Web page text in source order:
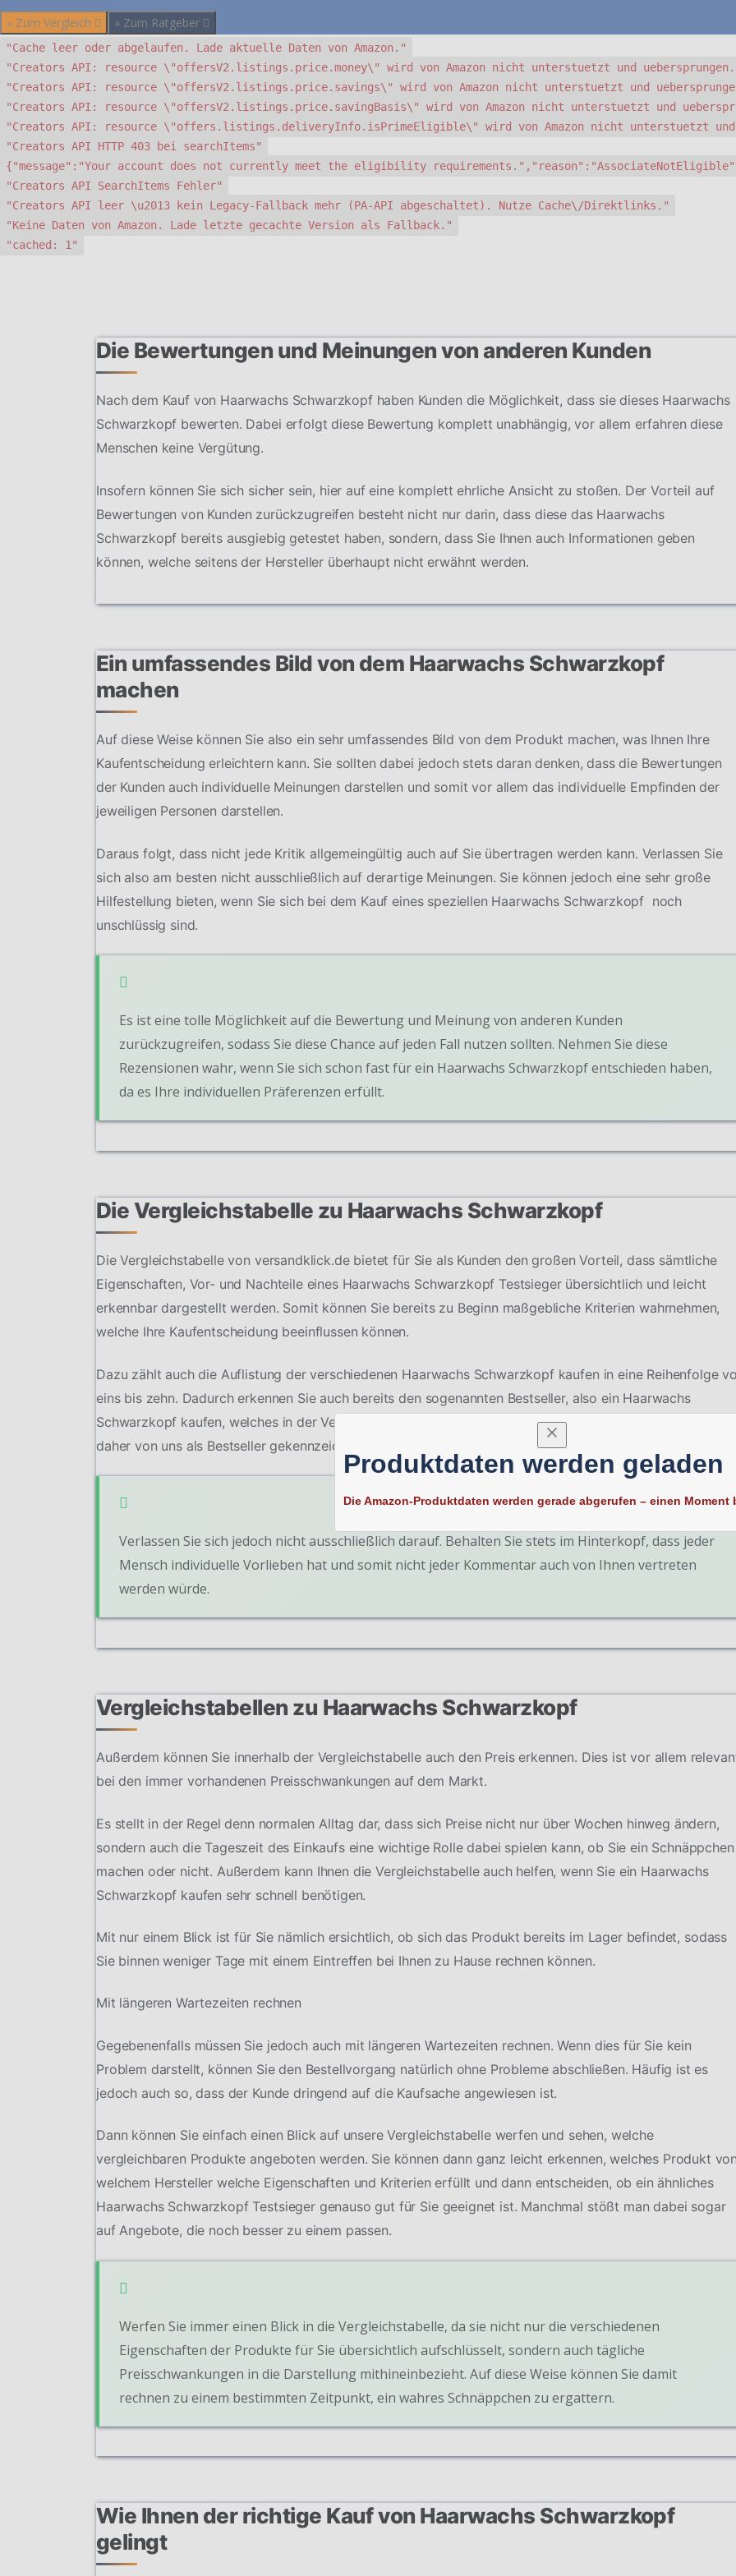
» Zum Vergleich » Zum Ratgeber
"Cache leer oder abgelaufen. Lade aktuelle Daten von Amazon."
"Creators API: resource \"offersV2.listings.price.money\" wird von Amazon nicht unterstuetzt und
"Creators API: resource \"offersV2.listings.price.savings\" wird von Amazon nicht unterstuetzt und
"Creators API: resource \"offersV2.listings.price.savingBasis\" wird von Amazon nicht unterstuetzt und
"Creators API: resource \"offers.listings.deliveryInfo.isPrimeEligible\" wird von Amazon nicht unterstuetzt und
"Creators API HTTP 403 bei searchItems"
{"message":"Your account does not currently meet the eligibility
"Creators API SearchItems Fehler"
"Creators API leer \u2013 kein Legacy-Fallback mehr (PA-API abgeschaltet). Nutze Cache\/Direktlinks."
"Keine Daten von Amazon. Lade letzte gecachte Version als Fallback."
"cached: 1"
Produktdaten werden geladen
Die Amazon-Produktdaten werden gerade abgerufen – einen Moment
Die Bewertungen und Meinungen von anderen Kunden
Nach dem Kauf von Haarwachs Schwarzkopf haben Kunden die Möglichkeit, dass sie dieses Haarwachs
Schwarzkopf bewerten. Dabei erfolgt diese Bewertung komplett unabhängig, vor allem erfahren diese
Menschen keine Vergütung.
Insofern können Sie sich sicher sein, hier auf eine komplett ehrliche Ansicht zu stoßen. Der Vorteil auf
Bewertungen von Kunden zurückzugreifen besteht nicht nur darin, dass diese das Haarwachs
Schwarzkopf bereits ausgiebig getestet haben, sondern, dass Sie Ihnen auch Informationen geben
können, welche seitens der Hersteller überhaupt nicht erwähnt werden.
Ein umfassendes Bild von dem Haarwachs Schwarzkopf
machen
Auf diese Weise können Sie also ein sehr umfassendes Bild von dem Produkt machen, was Ihnen Ihre
Kaufentscheidung erleichtern kann. Sie sollten dabei jedoch stets daran denken, dass die Bewertungen
der Kunden auch individuelle Meinungen darstellen und somit vor allem das individuelle Empfinden der
jeweiligen Personen darstellen.
Daraus folgt, dass nicht jede Kritik allgemeingültig auch auf Sie übertragen werden kann. Verlassen Sie
sich also am besten nicht ausschließlich auf derartige Meinungen. Sie können jedoch eine sehr große
Hilfestellung bieten, wenn Sie sich bei dem Kauf eines speziellen Haarwachs Schwarzkopf noch
unschlüssig sind.
Es ist eine tolle Möglichkeit auf die Bewertung und Meinung von anderen Kunden
zurückzugreifen, sodass Sie diese Chance auf jeden Fall nutzen sollten. Nehmen Sie diese
Rezensionen wahr, wenn Sie sich schon fast für ein Haarwachs Schwarzkopf entschieden haben,
da es Ihre individuellen Präferenzen erfüllt.
Die Vergleichstabelle zu Haarwachs Schwarzkopf
Die Vergleichstabelle von versandklick.de bietet für Sie als Kunden den großen Vorteil, dass sämtliche
Eigenschaften, Vor- und Nachteile eines Haarwachs Schwarzkopf Testsieger übersichtlich und leicht
erkennbar dargestellt werden. Somit können Sie bereits zu Beginn maßgebliche Kriterien wahrnehmen,
welche Ihre Kaufentscheidung beeinflussen können.
Dazu zählt auch die Auflistung der verschiedenen Haarwachs Schwarzkopf kaufen in eine Reihenfolge
eins bis zehn. Dadurch erkennen Sie auch bereits den sogenannten Bestseller, also ein Haarwachs
Schwarzkopf kaufen, welches in der Vergangenheit die höchsten Verkaufszahlen aufweisen konnte und
daher von uns als Bestseller gekennzeichnet wird.
Verlassen Sie sich jedoch nicht ausschließlich darauf. Behalten Sie stets im Hinterkopf, dass jeder
Mensch individuelle Vorlieben hat und somit nicht jeder Kommentar auch von Ihnen vertreten
werden würde.
Vergleichstabellen zu Haarwachs Schwarzkopf
Außerdem können Sie innerhalb der Vergleichstabelle auch den Preis erkennen. Dies ist vor allem
bei den immer vorhandenen Preisschwankungen auf dem Markt.
Es stellt in der Regel denn normalen Alltag dar, dass sich Preise nicht nur über Wochen hinweg ändern,
sondern auch die Tageszeit des Einkaufs eine wichtige Rolle dabei spielen kann, ob Sie ein Schnäppchen
machen oder nicht. Außerdem kann Ihnen die Vergleichstabelle auch helfen, wenn Sie ein Haarwachs
Schwarzkopf kaufen sehr schnell benötigen.
Mit nur einem Blick ist für Sie nämlich ersichtlich, ob sich das Produkt bereits im Lager befindet, sodass
Sie binnen weniger Tage mit einem Eintreffen bei Ihnen zu Hause rechnen können.
Mit längeren Wartezeiten rechnen
Gegebenenfalls müssen Sie jedoch auch mit längeren Wartezeiten rechnen. Wenn dies für Sie kein
Problem darstellt, können Sie den Bestellvorgang natürlich ohne Probleme abschließen. Häufig ist es
jedoch auch so, dass der Kunde dringend auf die Kaufsache angewiesen ist.
Dann können Sie einfach einen Blick auf unsere Vergleichstabelle werfen und sehen, welche
vergleichbaren Produkte angeboten werden. Sie können dann ganz leicht erkennen, welches Produkt
welchem Hersteller welche Eigenschaften und Kriterien erfüllt und dann entscheiden, ob ein ähnliches
Haarwachs Schwarzkopf Testsieger genauso gut für Sie geeignet ist. Manchmal stößt man dabei sogar
auf Angebote, die noch besser zu einem passen.
Werfen Sie immer einen Blick in die Vergleichstabelle, da sie nicht nur die verschiedenen
Eigenschaften der Produkte für Sie übersichtlich aufschlüsselt, sondern auch tägliche
Preisschwankungen in die Darstellung mithineinbezieht. Auf diese Weise können Sie damit
rechnen zu einem bestimmten Zeitpunkt, ein wahres Schnäppchen zu ergattern.
Wie Ihnen der richtige Kauf von Haarwachs Schwarzkopf
gelingt